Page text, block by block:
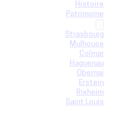
Histoire
Patrimoine
Strasbourg
Mulhouse
Colmar
Haguenau
Obernai
Erstein
Rixheim
Saint Louis